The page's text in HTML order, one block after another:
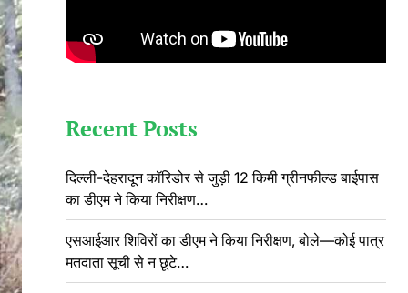
Recent Posts
दिल्ली-देहरादून कॉरिडोर से जुड़ी 12 किमी ग्रीनफील्ड बाईपास
का डीएम ने किया निरीक्षण…
एसआईआर शिविरों का डीएम ने किया निरीक्षण, बोले—कोई पात्र
मतदाता सूची से न छूटे…